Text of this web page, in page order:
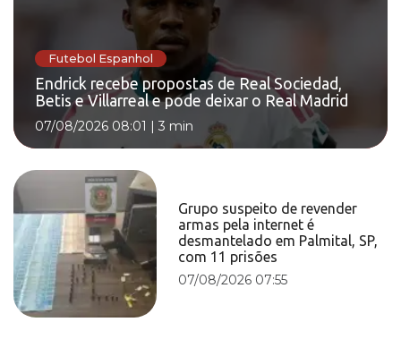
Futebol Espanhol
Endrick recebe propostas de Real Sociedad,
Betis e Villarreal e pode deixar o Real Madrid
07/08/2026 08:01 | 3 min
Grupo suspeito de revender
armas pela internet é
desmantelado em Palmital, SP,
com 11 prisões
07/08/2026 07:55